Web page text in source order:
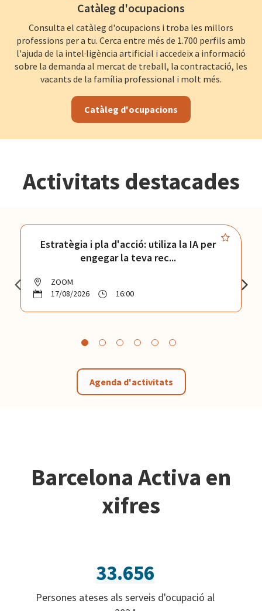
Catàleg d'ocupacions
Consulta el catàleg d'ocupacions i troba les millors
professions per a tu. Cerca entre més de 1.700 perfils amb
l'ajuda de la intel·ligència artificial i accedeix a informació
sobre la demanda al mercat de treball, la contractació, les
vacants de la família professional i molt més.
Catàleg d'ocupacions
Activitats destacades
Estratègia i pla d'acció: utiliza la IA per
engegar la teva rec...
ZOOM
17/08/2026
16:00
Agenda d'activitats
Barcelona Activa en
xifres
33.656
Persones ateses als serveis d'ocupació al